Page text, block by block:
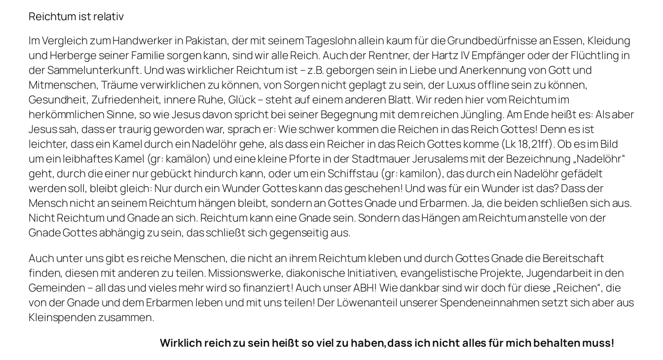
Reichtum ist relativ
Im Vergleich zum Handwerker in Pakistan, der mit seinem Tageslohn allein kaum für die Grundbedürfnisse an Essen, Kleidung
und Herberge seiner Familie sorgen kann, sind wir alle Reich. Auch der Rentner, der Hartz IV Empfänger oder der Flüchtling in
der Sammelunterkunft. Und was wirklicher Reichtum ist – z.B. geborgen sein in Liebe und Anerkennung von Gott und
Mitmenschen, Träume verwirklichen zu können, von Sorgen nicht geplagt zu sein, der Luxus offline sein zu können,
Gesundheit, Zufriedenheit, innere Ruhe, Glück – steht auf einem anderen Blatt. Wir reden hier vom Reichtum im
herkömmlichen Sinne, so wie Jesus davon spricht bei seiner Begegnung mit dem reichen Jüngling. Am Ende heißt es: Als aber
Jesus sah, dass er traurig geworden war, sprach er: Wie schwer kommen die Reichen in das Reich Gottes! Denn es ist
leichter, dass ein Kamel durch ein Nadelöhr gehe, als dass ein Reicher in das Reich Gottes komme (Lk 18,21ff). Ob es im Bild
um ein leibhaftes Kamel (gr: kamälon) und eine kleine Pforte in der Stadtmauer Jerusalems mit der Bezeichnung „Nadelöhr“
geht, durch die einer nur gebückt hindurch kann, oder um ein Schiffstau (gr: kamilon), das durch ein Nadelöhr gefädelt
werden soll, bleibt gleich: Nur durch ein Wunder Gottes kann das geschehen! Und was für ein Wunder ist das? Dass der
Mensch nicht an seinem Reichtum hängen bleibt, sondern an Gottes Gnade und Erbarmen. Ja, die beiden schließen sich aus.
Nicht Reichtum und Gnade an sich. Reichtum kann eine Gnade sein. Sondern das Hängen am Reichtum anstelle von der
Gnade Gottes abhängig zu sein, das schließt sich gegenseitig aus.
Auch unter uns gibt es reiche Menschen, die nicht an ihrem Reichtum kleben und durch Gottes Gnade die Bereitschaft
finden, diesen mit anderen zu teilen. Missionswerke, diakonische Initiativen, evangelistische Projekte, Jugendarbeit in den
Gemeinden – all das und vieles mehr wird so finanziert! Auch unser ABH! Wie dankbar sind wir doch für diese „Reichen“, die
von der Gnade und dem Erbarmen leben und mit uns teilen! Der Löwenanteil unserer Spendeneinnahmen setzt sich aber aus
Kleinspenden zusammen.
Wirklich reich zu sein heißt so viel zu haben,dass ich nicht alles für mich behalten muss!